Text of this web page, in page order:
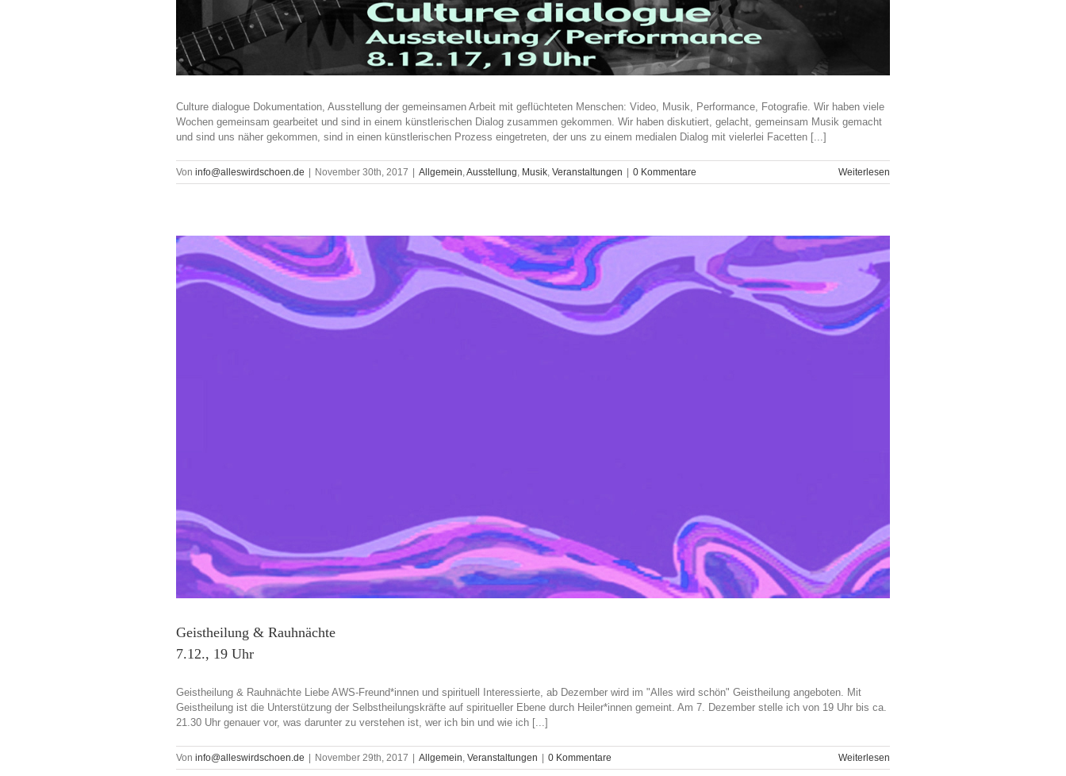
Culture dialogue Dokumentation, Ausstellung der gemeinsamen Arbeit mit geflüchteten Menschen: Video, Musik, Performance, Fotografie. Wir haben viele
Wochen gemeinsam gearbeitet und sind in einem künstlerischen Dialog zusammen gekommen. Wir haben diskutiert, gelacht, gemeinsam Musik gemacht
und sind uns näher gekommen, sind in einen künstlerischen Prozess eingetreten, der uns zu einem medialen Dialog mit vielerlei Facetten [...]
Von info@alleswirdschoen.de November 30th, 2017 Allgemein,Ausstellung, Musik, Veranstaltungen 0 Kommentare Weiterlesen
Geistheilung & Rauhnächte
7.12., 19 Uhr
Geistheilung & Rauhnächte Liebe AWS-Freund*innen und spirituell Interessierte, ab Dezember wird im "Alles wird schön" Geistheilung angeboten. Mit
Geistheilung ist die Unterstützung der Selbstheilungskräfte auf spiritueller Ebene durch Heiler*innen gemeint. Am 7. Dezember stelle ich von 19 Uhr bis ca.
21.30 Uhr genauer vor, was darunter zu verstehen ist, wer ich bin und wie ich [...]
Von info@alleswirdschoen.de | November 29th, 2017 | Allgemein, Veranstaltungen | 0 Kommentare Weiterlesen